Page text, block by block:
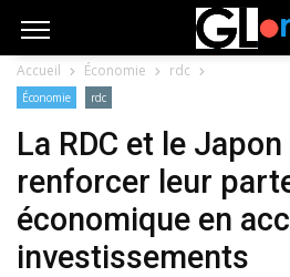
Accueil Économie rdc
Économie rdc
La RDC et le
renforcer leur
économique en
investissements